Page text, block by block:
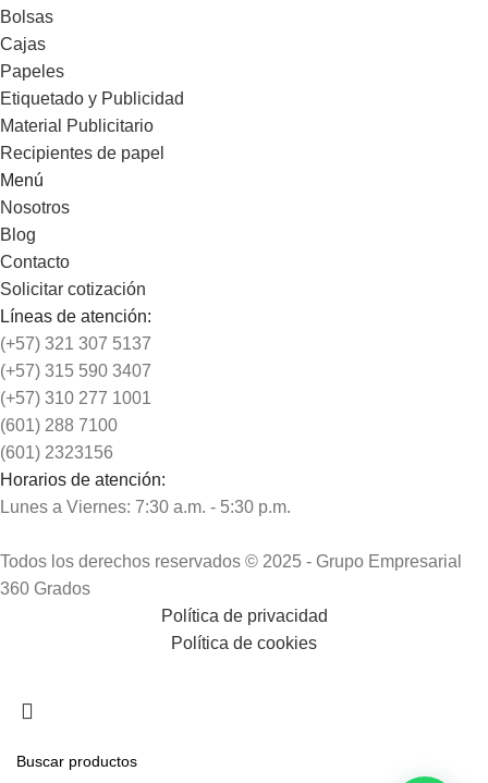
Bolsas
Cajas
Papeles
Etiquetado y Publicidad
Material Publicitario
Recipientes de papel
Menú
Nosotros
Blog
Contacto
Solicitar cotización
Líneas de atención:
(+57) 321 307 5137
(+57) 315 590 3407
(+57) 310 277 1001
(601) 288 7100
(601) 2323156
Horarios de atención:
Lunes a Viernes: 7:30 a.m. - 5:30 p.m.
Todos los derechos reservados © 2025 - Grupo Empresarial
360 Grados
Política de privacidad
Política de cookies